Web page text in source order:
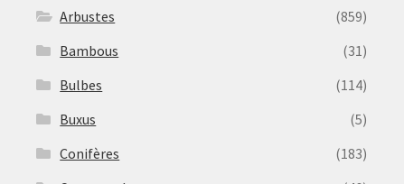
Arbustes
(859)
Bambous
(31)
Bulbes
(114)
Buxus
(5)
Conifères
(183)